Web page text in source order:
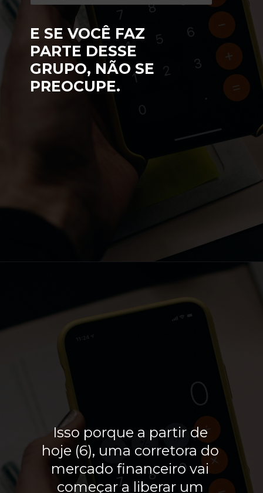
E SE VOCÊ FAZ
PARTE DESSE
GRUPO, NÃO SE
PREOCUPE.
Isso porque a partir de
hoje (6), uma corretora do
mercado financeiro vai
começar a liberar um